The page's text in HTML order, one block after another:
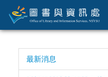
到
主
最新消息